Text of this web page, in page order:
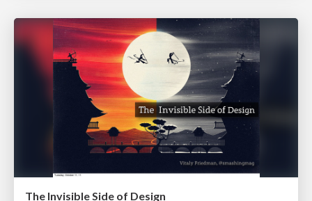
The Invisible Side of Design